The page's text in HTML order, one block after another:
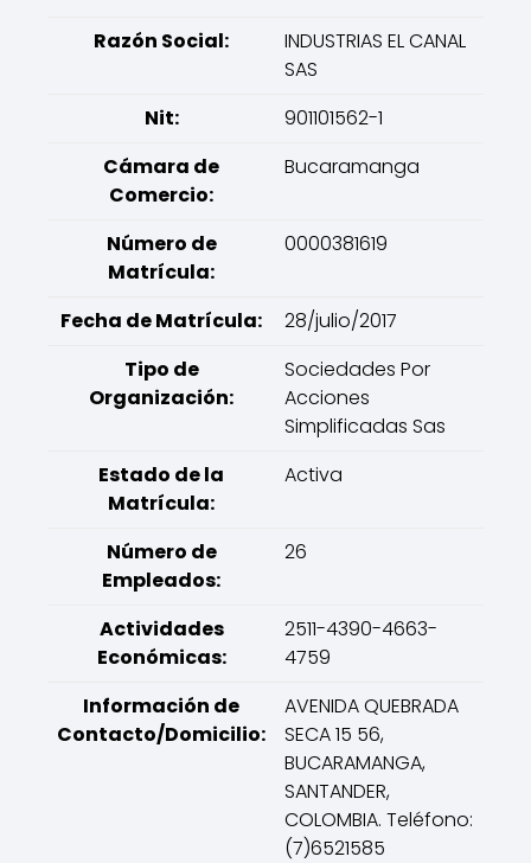
Razón Social:
INDUSTRIAS EL CANAL
SAS
Nit:
901101562-1
Cámara de
Comercio:
Bucaramanga
Número de
Matrícula:
0000381619
Fecha de Matrícula:
28/julio/2017
Tipo de
Organización:
Sociedades Por
Acciones
Simplificadas Sas
Estado de la
Matrícula:
Activa
Número de
Empleados:
26
Actividades
Económicas:
2511-4390-4663-
4759
Información de
Contacto/Domicilio:
AVENIDA QUEBRADA
SECA 15 56,
BUCARAMANGA,
SANTANDER,
COLOMBIA. Teléfono:
(7)6521585